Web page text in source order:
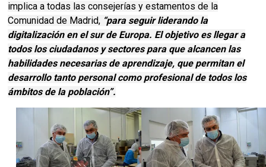
implica a todas las consejerías y estamentos de la
Comunidad de Madrid, “para seguir liderando la
digitalización en el sur de Europa. El objetivo es llegar a
todos los ciudadanos y sectores para que alcancen las
habilidades necesarias de aprendizaje, que permitan el
desarrollo tanto personal como profesional de todos los
ámbitos de la población”.